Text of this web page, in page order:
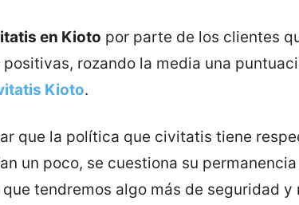
en Kioto por parte de los clientes
rozando la media una
Kioto.
que la política que civitatis tiene
un poco, se cuestiona su
tendremos algo más de seguridad